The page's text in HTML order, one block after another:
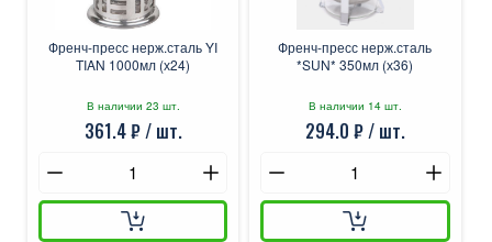
Френч-пресс нерж.сталь YI
TIAN 1000мл (х24)
В наличии 23 шт.
361.4 ₽ / шт.
Френч-пресс нерж.сталь
*SUN* 350мл (х36)
В наличии 14 шт.
294.0 ₽ / шт.